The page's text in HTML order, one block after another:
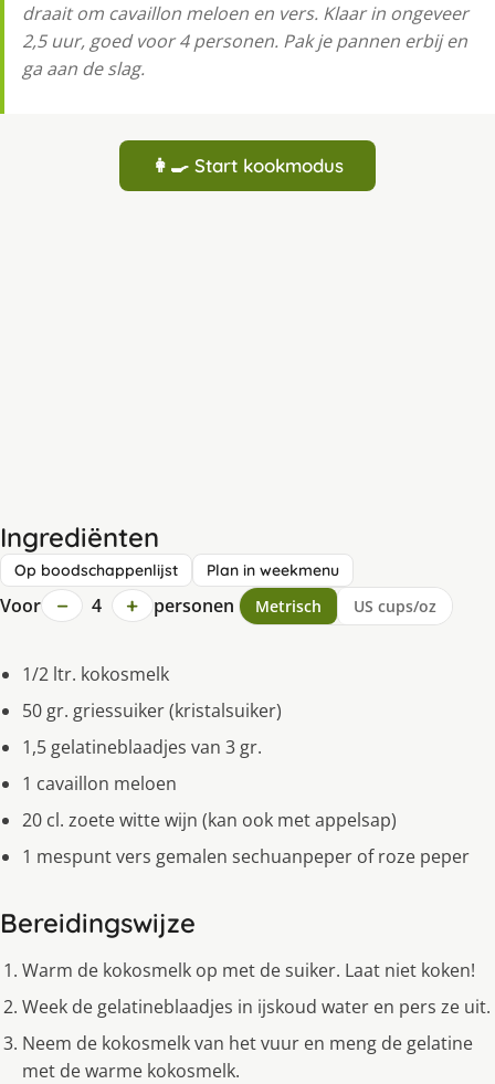
draait om cavaillon meloen en vers. Klaar in ongeveer
2,5 uur, goed voor 4 personen. Pak je pannen erbij en
ga aan de slag.
👩‍🍳 Start kookmodus
Ingrediënten
Op boodschappenlijst Plan in weekmenu
Voor − 4 + personen Metrisch US cups/oz
1/2 ltr. kokosmelk
50 gr. griessuiker (kristalsuiker)
1,5 gelatineblaadjes van 3 gr.
1 cavaillon meloen
20 cl. zoete witte wijn (kan ook met appelsap)
1 mespunt vers gemalen sechuanpeper of roze peper
Bereidingswijze
Warm de kokosmelk op met de suiker. Laat niet koken!
Week de gelatineblaadjes in ijskoud water en pers ze uit.
Neem de kokosmelk van het vuur en meng de gelatine
met de warme kokosmelk.